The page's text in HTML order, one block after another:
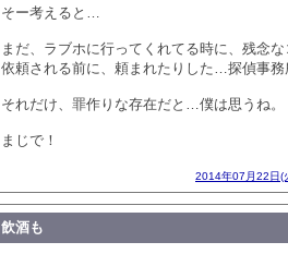
そー考えると…
まだ、ラブホに行ってくれてる時に、残念
依頼される前に、頼まれたりした…探偵事
それだけ、罪作りな存在だと…僕は思うね。
まじで！
2014年07月22日(
飲酒も